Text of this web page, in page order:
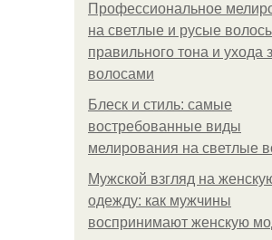
Профессиональное
на светлые и русые
правильного тона и ухода
волосами
Блеск и стиль: самые
востребованные виды
мелирования на светлые
Мужской взгляд на
одежду: как мужчины
воспринимают женскую